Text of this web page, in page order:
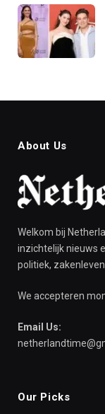
About Us
Welkom bij
inzichtelijk nieuws
politiek,
We accepteren
Email Us:
Our Picks